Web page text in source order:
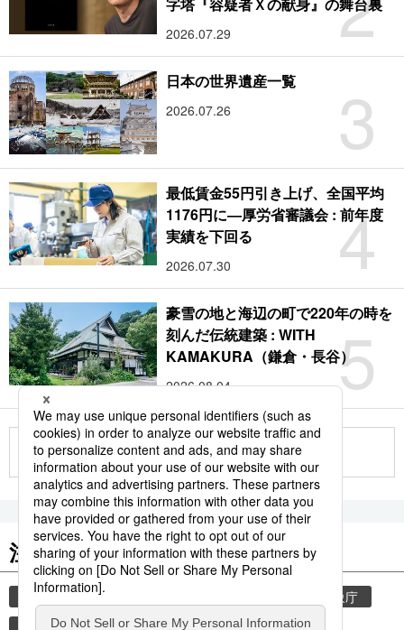
字塔『容疑者Ｘの献身』の舞台裏
2026.07.29
3
日本の世界遺産一覧
2026.07.26
4
最低賃金55円引き上げ、全国平均
1176円に―厚労省審議会 : 前年度
実績を下回る
2026.07.30
5
豪雪の地と海辺の町で220年の時を
刻んだ伝統建築 : WITH
KAMAKURA（鎌倉・長谷）
2026.08.04
もっと見る
注目のキーワード
共同通信ニュース
気象庁